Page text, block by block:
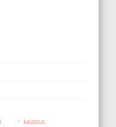
kalastus